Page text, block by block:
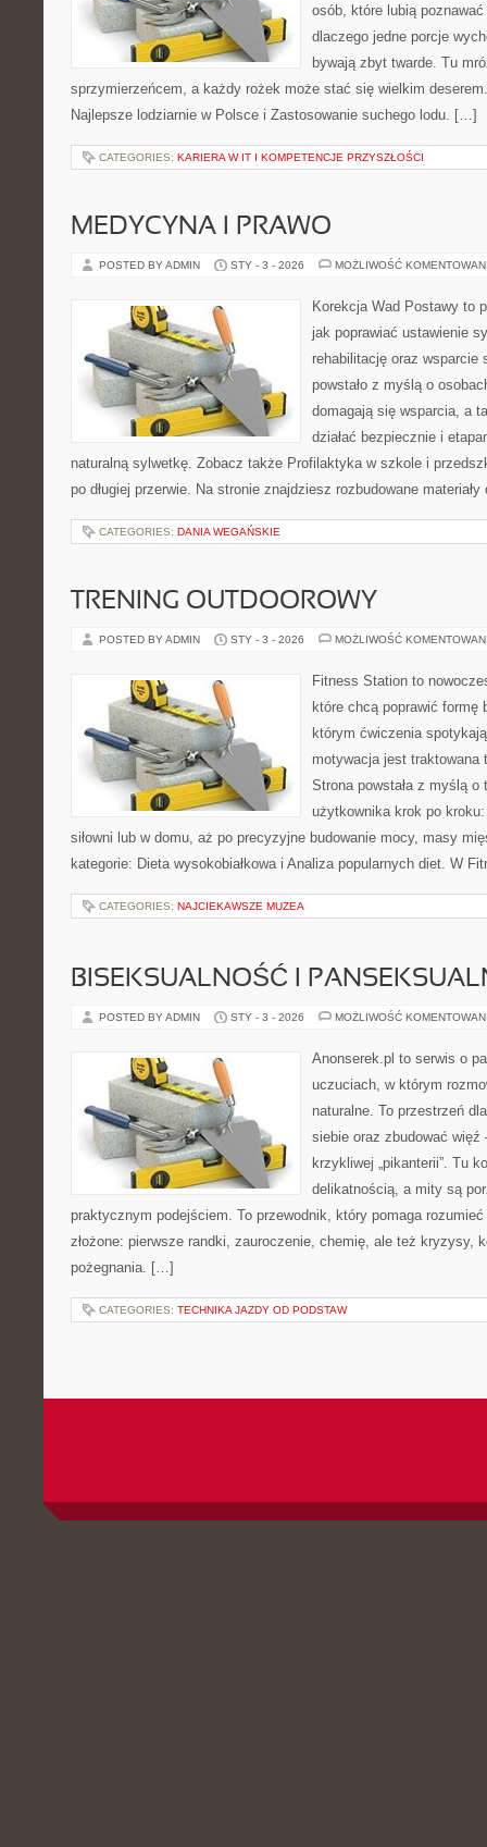
osób, które lubią
dlaczego jedne porcje
bywają zbyt twarde. Tu
sprzymierzeńcem, a każdy rożek może stać się wielkim
Najlepsze lodziarnie w Polsce i Zastosowanie suchego lodu. […]
CATEGORIES: KARIERA W IT I KOMPETENCJE PRZYSZŁOŚCI
MEDYCYNA I PRAWO
POSTED BY ADMIN STY - 3 - 2026 MOŻLIWOŚĆ
Korekcja Wad Postawy to
jak poprawiać ustawienie
rehabilitację oraz
powstało z myślą o
domagają się wsparcia, a
działać bezpiecznie i
naturalną sylwetkę. Zobacz także Profilaktyka w szkole i
po długiej przerwie. Na stronie znajdziesz rozbudowane
CATEGORIES: DANIA WEGAŃSKIE
TRENING OUTDOOROWY
POSTED BY ADMIN STY - 3 - 2026 MOŻLIWOŚĆ
Fitness Station to
które chcą poprawić formę
którym ćwiczenia
motywacja jest traktowana
Strona powstała z myślą o
użytkownika krok po
siłowni lub w domu, aż po precyzyjne budowanie mocy, masy
kategorie: Dieta wysokobiałkowa i Analiza popularnych diet. W
CATEGORIES: NAJCIEKAWSZE MUZEA
BISEKSUALNOŚĆ I
POSTED BY ADMIN STY - 3 - 2026 MOŻLIWOŚĆ
Anonserek.pl to serwis o
uczuciach, w którym
naturalne. To przestrzeń
siebie oraz zbudować
krzykliwej „pikanterii”. Tu
delikatnością, a mity są
praktycznym podejściem. To przewodnik, który pomaga
złożone: pierwsze randki, zauroczenie, chemię, ale też kryzysy,
pożegnania. […]
CATEGORIES: TECHNIKA JAZDY OD PODSTAW